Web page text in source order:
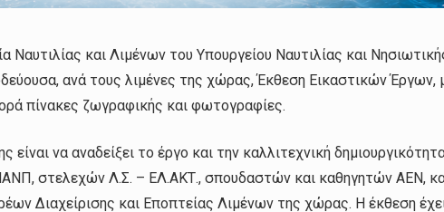
Ναυτιλίας και Λιμένων του Υπουργείου Ναυτιλίας και
ανά τους λιμένες της χώρας, Έκθεση Εικαστικών Έργων,
πίνακες ζωγραφικής και φωτογραφίες.
είναι να αναδείξει το έργο και την καλλιτεχνική
στελεχών Λ.Σ. – ΕΛ.ΑΚΤ., σπουδαστών και καθηγητών ΑΕΝ,
Διαχείρισης και Εποπτείας Λιμένων της χώρας. Η έκθεση